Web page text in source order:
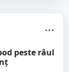
peste râul